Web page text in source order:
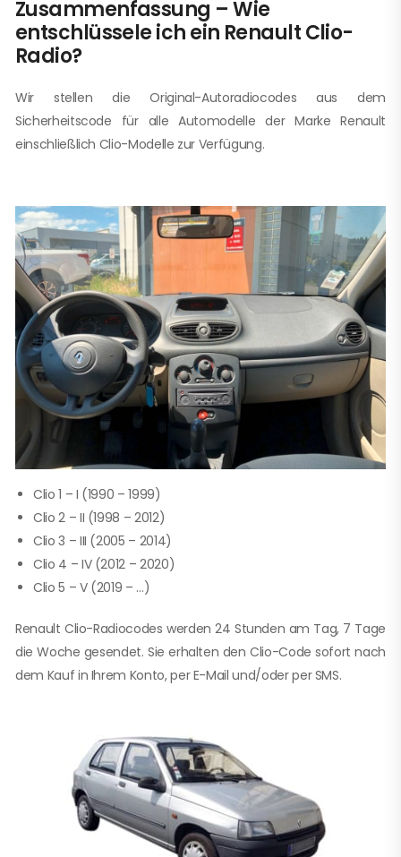
Zusammenfassung – Wie
entschlüssele ich ein Renault Clio-
Radio?
Wir stellen die Original-Autoradiocodes aus dem
Sicherheitscode für alle Automodelle der Marke Renault
einschließlich Clio-Modelle zur Verfügung.
Clio 1 – I (1990 – 1999)
Clio 2 – II (1998 – 2012)
Clio 3 – III (2005 – 2014)
Clio 4 – IV (2012 – 2020)
Clio 5 – V (2019 – …)
Renault Clio-Radiocodes werden 24 Stunden am Tag, 7 Tage
die Woche gesendet. Sie erhalten den Clio-Code sofort nach
dem Kauf in Ihrem Konto, per E-Mail und/oder per SMS.